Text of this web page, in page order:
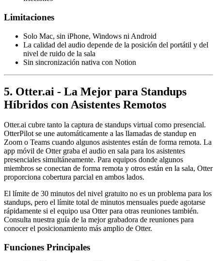
Limitaciones
Solo Mac, sin iPhone, Windows ni Android
La calidad del audio depende de la posición del portátil y del
nivel de ruido de la sala
Sin sincronización nativa con Notion
5. Otter.ai - La Mejor para Standups
Híbridos con Asistentes Remotos
Otter.ai cubre tanto la captura de standups virtual como presencial.
OtterPilot se une automáticamente a las llamadas de standup en
Zoom o Teams cuando algunos asistentes están de forma remota. La
app móvil de Otter graba el audio en sala para los asistentes
presenciales simultáneamente. Para equipos donde algunos
miembros se conectan de forma remota y otros están en la sala, Otter
proporciona cobertura parcial en ambos lados.
El límite de 30 minutos del nivel gratuito no es un problema para los
standups, pero el límite total de minutos mensuales puede agotarse
rápidamente si el equipo usa Otter para otras reuniones también.
Consulta nuestra guía de la mejor grabadora de reuniones para
conocer el posicionamiento más amplio de Otter.
Funciones Principales